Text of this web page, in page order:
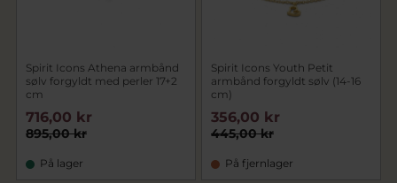
Spirit Icons Athena armbånd
sølv forgyldt med perler 17+2
cm
895,00 kr
716,00 kr
På lager
Spirit Icons Youth Petit
armbånd forgyldt sølv (14-16
cm)
445,00 kr
356,00 kr
På fjernlager